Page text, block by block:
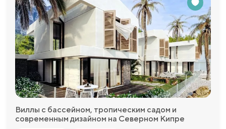
Виллы с бассейном, тропическим садом и
современным дизайном на Северном Кипре